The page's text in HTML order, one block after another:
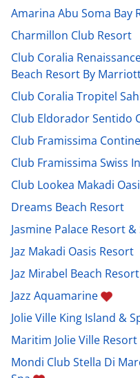
Amarina Abu Soma Bay
Charmillon Club Resort
Club Coralia
Beach Resort By
Club Coralia Tropitel
Club Eldorador Sentido
Club Framissima
Club Framissima Swiss
Club Lookea Makadi
Dreams Beach Resort
Jasmine Palace Resort &
Jaz Makadi Oasis Resort
Jaz Mirabel Beach Resort
Jazz Aquamarine
Jolie Ville King Island &
Maritim Jolie Ville Resort
Mondi Club Stella Di